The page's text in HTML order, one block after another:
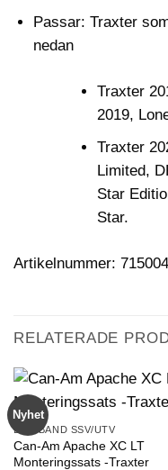
Passar: Traxter
nedan
Traxter
2019,
Traxter
Limited,
Star
Star.
Artikelnummer:
RELATERADE
Nyhet
DRIVBAND SSV/UTV
Can-Am Apache XC LT
Monteringssats -Traxter